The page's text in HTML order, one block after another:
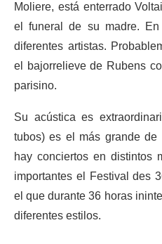
Moliere, está enterrado
el funeral de su madre.
diferentes artistas.
el bajorrelieve de Rubens
parisino.
Su acústica es
tubos) es el más grande
hay conciertos en distintos
importantes el Festival des
el que durante 36 horas
diferentes estilos.